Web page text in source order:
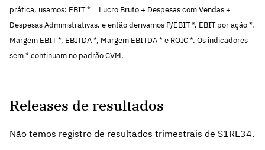
prática, usamos: EBIT * = Lucro Bruto + Despesas com Vendas +
Despesas Administrativas, e então derivamos P/EBIT *, EBIT por ação *,
Margem EBIT *, EBITDA *, Margem EBITDA * e ROIC *. Os indicadores
sem * continuam no padrão CVM.
Releases de resultados
Não temos registro de resultados trimestrais de S1RE34.